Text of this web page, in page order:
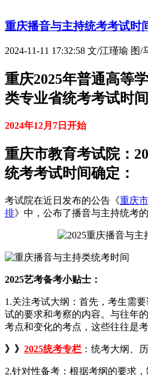
重庆播音与主持统考考试时
2024-11-11 17:32:58 文/江瑾瑜 图/
重庆2025年普通高等
类专业省统考考试时间
2024年12月7日开始
重庆市教育考试院：
统考考试时间确定：
考试院在近日发布的公告《重庆
排》中，公布了播音与主持统考
2025艺考备考小贴士：
1.关注考试大纲：首先，考生需
试的要求和考察的内容。与往年
考点和变化的考点，这些往往是考
》》 2025统考专栏 ：统考大纲、
2.针对性备考：根据考纲的要求